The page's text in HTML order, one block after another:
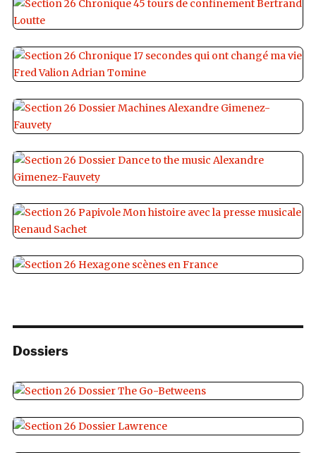
Dossiers